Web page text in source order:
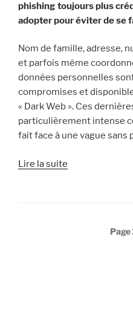
phishing toujours plus
adopter pour éviter de se
Nom de famille, adresse,
et parfois même
données personnelles
compromises et
« Dark Web ». Ces
particulièrement intense
fait face à une vague
Lire la suite
Page